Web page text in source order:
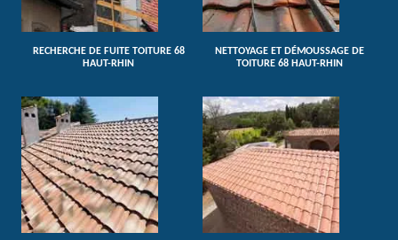
RECHERCHE DE FUITE TOITURE 68
HAUT-RHIN
NETTOYAGE ET DÉMOUSSAGE DE
TOITURE 68 HAUT-RHIN